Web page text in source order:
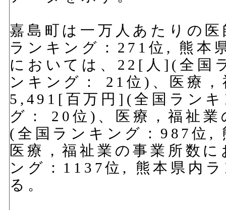
嘉島町は一万人あたりの
ランキング：271位, 熊本
においては、22[人](全国
ンキング： 21位)、医療
5,491[百万円](全国ラン
グ： 20位)、医療，福祉
(全国ランキング：987位,
医療，福祉業の事業所数
ング：1137位, 熊本県内
る。